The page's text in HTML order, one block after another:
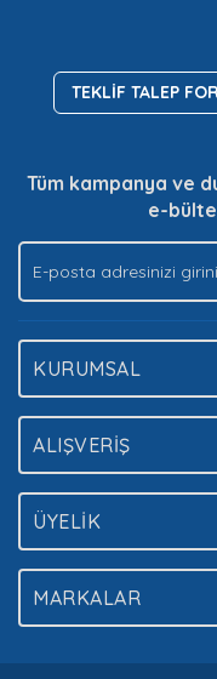
TEKLİF TALEP
Tüm kampanya ve
e-
KURUMSAL
ALIŞVERİŞ
ÜYELİK
MARKALAR